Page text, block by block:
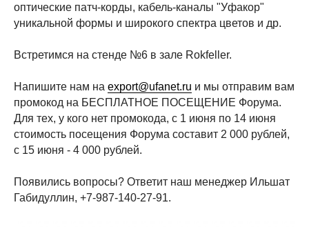
оптические патч-корды, кабель-каналы "Уфакор"
уникальной формы и широкого спектра цветов и др.
Встретимся на стенде №6 в зале Rokfeller.
Напишите нам на export@ufanet.ru и мы отправим вам
промокод на БЕСПЛАТНОЕ ПОСЕЩЕНИЕ Форума.
Для тех, у кого нет промокода, с 1 июня по 14 июня
стоимость посещения Форума составит 2 000 рублей,
с 15 июня - 4 000 рублей.
Появились вопросы? Ответит наш менеджер Ильшат
Габидуллин, +7-987-140-27-91.